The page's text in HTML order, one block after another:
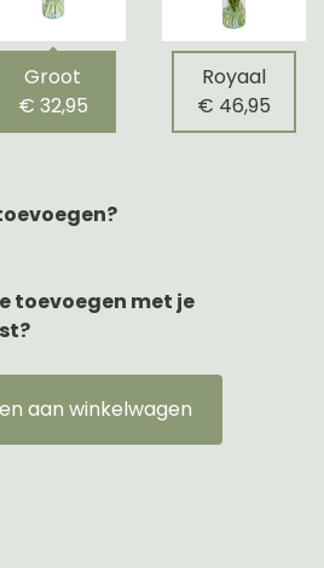
Groot
€ 32,95
Royaal
€ 46,95
toevoegen met je
aan winkelwagen